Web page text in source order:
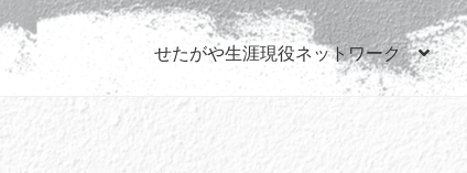
ン
ス
ス
ッ
せたがや生涯現役ネットワーク